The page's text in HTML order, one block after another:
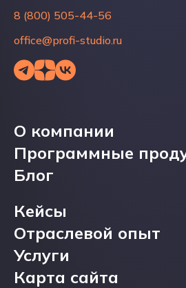
8 (800) 505-44-56
office@profi-studio.ru
office@profi-studio.ru
О компании
О компании
Программные
Программные
Блог
Кейсы
Кейсы
Отраслевой опыт
Отраслевой опыт
Услуги
Услуги
Карта сайта